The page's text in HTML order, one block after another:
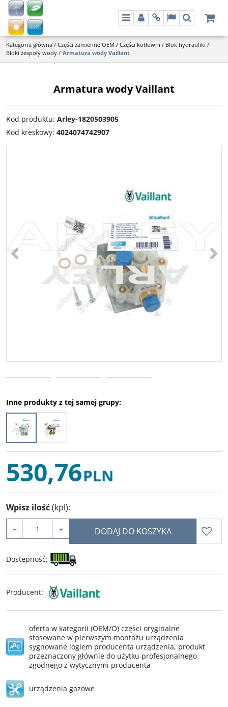
MenuPanelInfoLangSzukaj
Kategoria główna / Części zamienne OEM / Części kotłowni / Blok hydrauliki /
Bloki zespoły wody / Armatura wody Vaillant
Armatura wody Vaillant
Kod produktu: Arley-1820503905
Kod kreskowy: 4024074742907
<
Inne produkty z tej samej grupy:
530,76PLN
Wpisz ilość(kpl):
− + DODAJ DO KOSZYKA
Dostępność:
Producent:
oferta w kategorii (OEM/O) części oryginalne
stosowane w pierwszym montażu urządzenia
sygnowane logiem producenta urządzenia, produkt
przeznaczony głównie do użytku profesjonalnego
zgodnego z wytycznymi producenta
urządzenia gazowe